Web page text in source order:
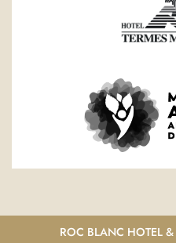
ROC BLANC HOTEL &